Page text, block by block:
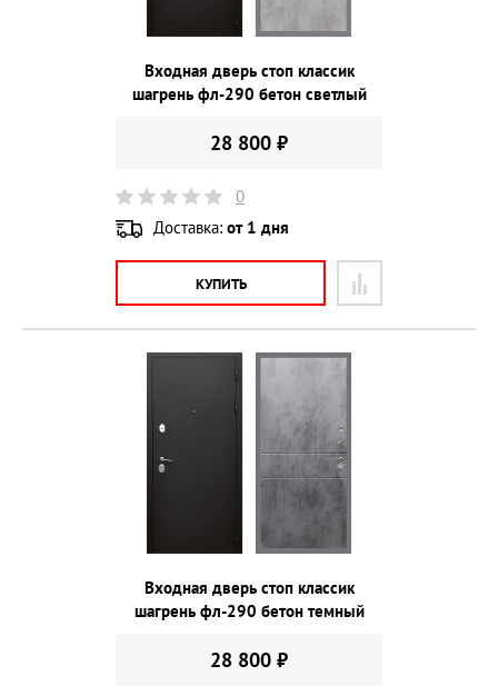
Входная дверь стоп классик
шагрень фл-290 бетон светлый
28 800 ₽
0
Доставка: от 1 дня
КУПИТЬ
Входная дверь стоп классик
шагрень фл-290 бетон темный
28 800 ₽